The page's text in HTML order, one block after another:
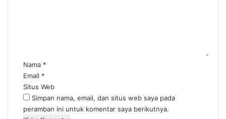
*Nama *
Email *
Situs Web
Simpan nama, email, dan situs web saya pada
peramban ini untuk komentar saya berikutnya.